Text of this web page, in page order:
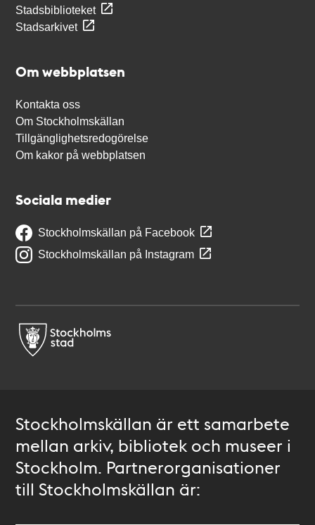
Stadsbiblioteket
Stadsarkivet
Om webbplatsen
Kontakta oss
Om Stockholmskällan
Tillgänglighetsredogörelse
Om kakor på webbplatsen
Sociala medier
Stockholmskällan på Facebook
Stockholmskällan på Instagram
Stockholmskällan är ett samarbete
mellan arkiv, bibliotek och museer i
Stockholm. Partnerorganisationer
till Stockholmskällan är: